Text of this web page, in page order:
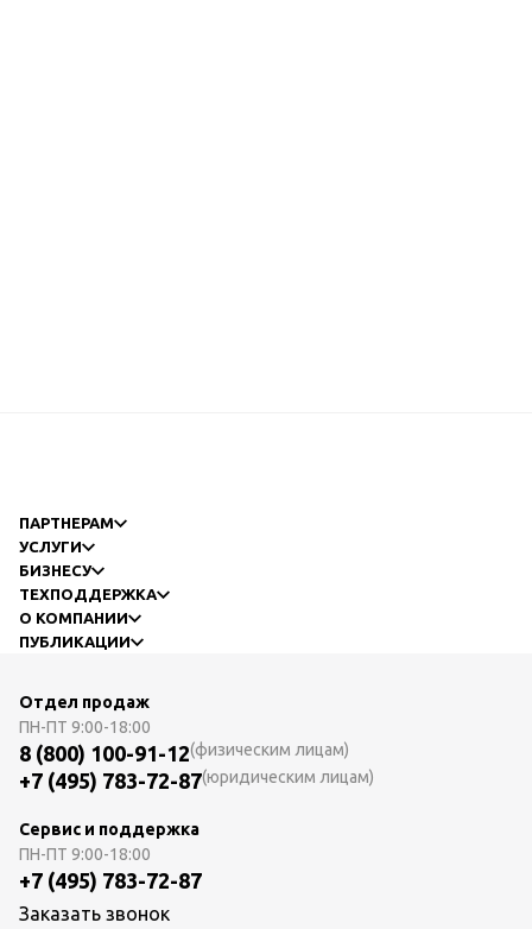
ПАРТНЕРАМ
УСЛУГИ
БИЗНЕСУ
ТЕХПОДДЕРЖКА
О КОМПАНИИ
ПУБЛИКАЦИИ
Отдел продаж
ПН-ПТ 9:00-18:00
8 (800) 100-91-12(физическим лицам)
+7 (495) 783-72-87(юридическим лицам)
Сервис и поддержка
ПН-ПТ 9:00-18:00
+7 (495) 783-72-87
Заказать звонок